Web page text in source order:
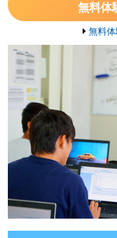
無料体
無料